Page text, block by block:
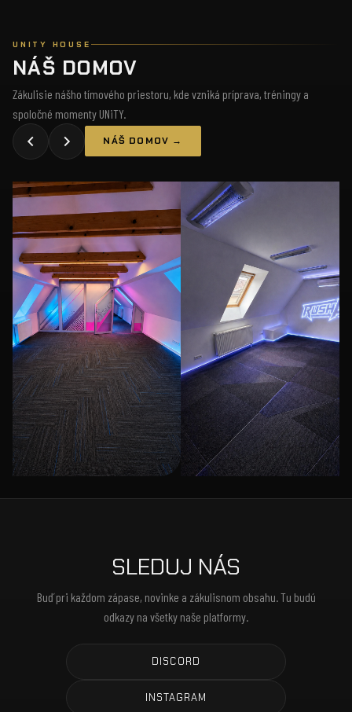
UNITY HOUSE
NÁŠ DOMOV
Zákulisie nášho tímového priestoru, kde vzniká príprava, tréningy a
spoločné momenty UNiTY.
NÁŠ DOMOV →
SLEDUJ NÁS
Buď pri každom zápase, novinke a zákulisnom obsahu. Tu budú
odkazy na všetky naše platformy.
DISCORD
INSTAGRAM